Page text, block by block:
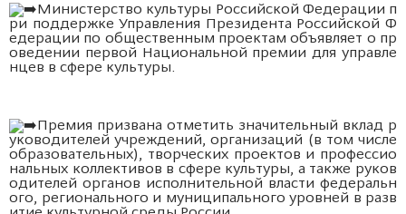
Министерство культуры Российской Федерации п
ри поддержке Управления Президента Российской Ф
едерации по общественным проектам объявляет о пр
оведении первой Национальной премии для управле
нцев в сфере культуры.
Премия призвана отметить значительный вклад р
уководителей учреждений, организаций (в том числе
образовательных), творческих проектов и профессио
нальных коллективов в сфере культуры, а также руков
одителей органов исполнительной власти федеральн
ого, регионального и муниципального уровней в разв